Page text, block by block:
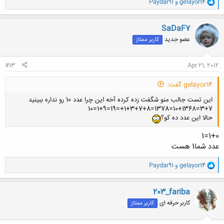
ا
ک
ن
ش
ه
ا
SaDaF7
عضو جدید کاربر ممتاز
Apr 21, 2012
#13
gelayor14 گفت:
این تست جالب منو شگفت زده کرده آخه این چرا عدد 10 رو نداره ببینید
3+7=10+1368=1378=1+3+7+8+=19=1+9=10
حالا این عدد ده کو؟
1+0=1
عدد شما1 هست
و
ا
ک
ن
ش
ه
ا
gelayor14 و Paydar91
203_fariba
کاربر حرفه ای کاربر ممتاز